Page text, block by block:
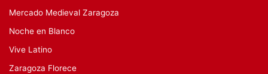
Mercado Medieval Zaragoza
Noche en Blanco
Vive Latino
Zaragoza Florece